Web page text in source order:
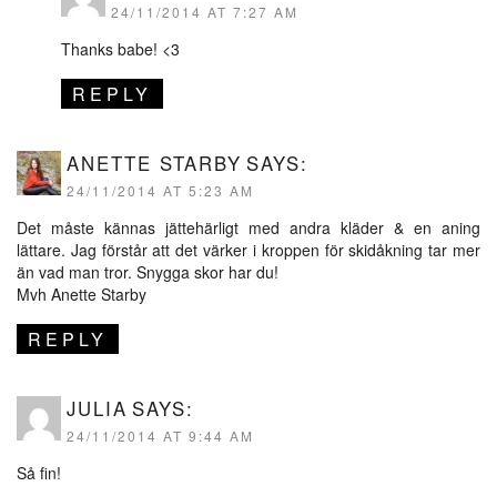
24/11/2014 AT 7:27 AM
Thanks babe! <3
REPLY
ANETTE STARBY SAYS:
24/11/2014 AT 5:23 AM
Det måste kännas jättehärligt med andra kläder & en aning
lättare. Jag förstår att det värker i kroppen för skidåkning tar mer
än vad man tror. Snygga skor har du!
Mvh Anette Starby
REPLY
JULIA SAYS:
24/11/2014 AT 9:44 AM
Så fin!